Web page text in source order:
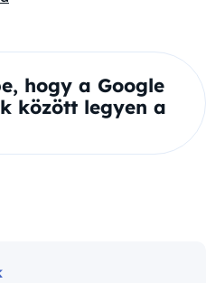
hogy a Google
között legyen a